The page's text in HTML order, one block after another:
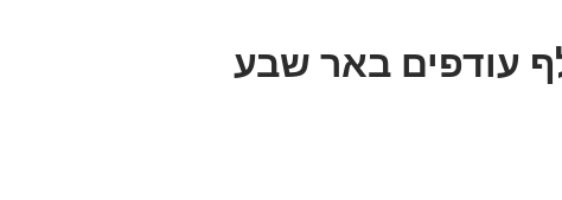
עודפים באר שבע